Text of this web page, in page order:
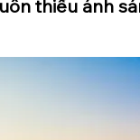
thiếu ánh